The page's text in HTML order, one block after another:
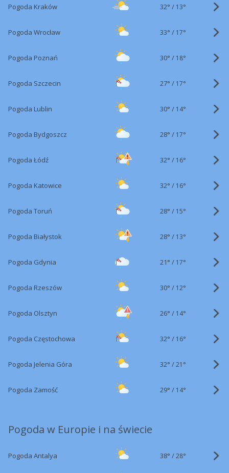
Pogoda Kraków 32° / 13°
Pogoda Wrocław 33° / 17°
Pogoda Poznań 30° / 18°
Pogoda Szczecin 27° / 17°
Pogoda Lublin 30° / 14°
Pogoda Bydgoszcz 28° / 17°
Pogoda Łódź 32° / 16°
Pogoda Katowice 32° / 16°
Pogoda Toruń 28° / 15°
Pogoda Białystok 28° / 13°
Pogoda Gdynia 21° / 17°
Pogoda Rzeszów 30° / 12°
Pogoda Olsztyn 26° / 14°
Pogoda Częstochowa 32° / 16°
Pogoda Jelenia Góra 32° /21°
Pogoda Zamość 29° / 14°
Pogoda w Europie i na świecie
Pogoda Antalya 38° /28°